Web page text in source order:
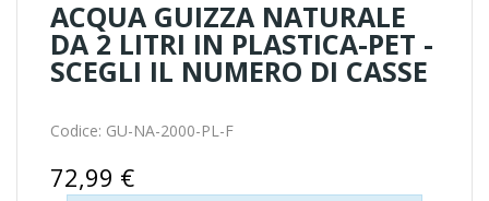
ACQUA GUIZZA NATURALE
DA 2 LITRI IN PLASTICA-PET -
SCEGLI IL NUMERO DI CASSE
Codice: GU-NA-2000-PL-F
72,99 €